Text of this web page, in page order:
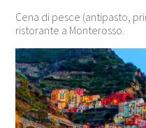
Cena di pesce (antipasto,
ristorante a Monterosso.